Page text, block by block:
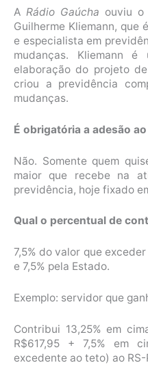
A Rádio Gaúcha ouviu o
Guilherme Kliemann, que
e especialista em
mudanças. Kliemann é
elaboração do projeto
criou a previdência
mudanças.
É obrigatória a adesão ao
Não. Somente quem
maior que recebe na
previdência, hoje fixado
Qual o percentual de
7,5% do valor que
e 7,5% pela Estado.
Exemplo: servidor que
Contribui 13,25% em
R$617,95 + 7,5% em
excedente ao teto) ao RS-